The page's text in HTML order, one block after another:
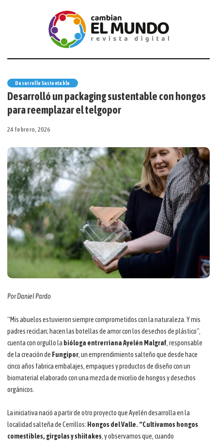
Desarrollo Sustentable
Desarrolló un packaging sustentable con hongos
para reemplazar el telgopor
24 febrero, 2026
Por Daniel Pardo
“Mis abuelos estuvieron siempre comprometidos con la naturaleza. Y mis
padres reciclan; hacen las botellas de amor con los desechos de plástico”,
cuenta con orgullo la bióloga entrerriana Ayelén Malgraf, responsable
de la creación de Fungipor, un emprendimiento salteño que desde hace
cinco años fabrica embalajes, empaques y productos de diseño con un
biomaterial elaborado con una mezcla de micelio de hongos y desechos
orgánicos.
La iniciativa nació a partir de otro proyecto que Ayelén desarrolla en la
localidad salteña de Cerrillos: Hongos del Valle.“Cultivamos hongos
comestibles, gírgolas y shiitakes, y observamos que, cuando